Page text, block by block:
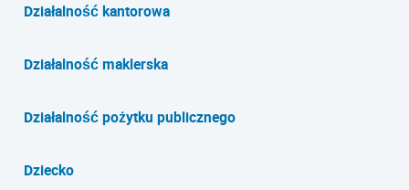
Działalność kantorowa
Działalność maklerska
Działalność pożytku publicznego
Dziecko